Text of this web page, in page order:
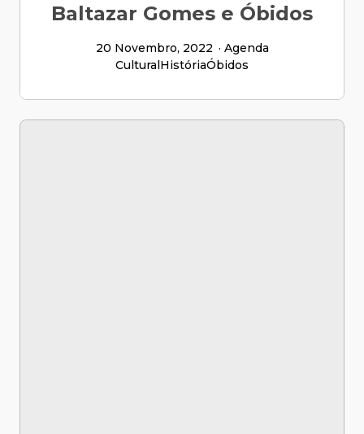
Baltazar Gomes e Óbidos
20 Novembro, 2022
Agenda
CulturalHistóriaÓbidos